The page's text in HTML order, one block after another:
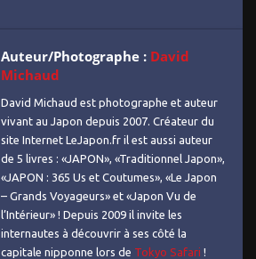
Auteur/Photographe : David
Michaud
David Michaud est photographe et auteur
vivant au Japon depuis 2007. Créateur du
site Internet LeJapon.fr il est aussi auteur
de 5 livres : «JAPON», «Traditionnel Japon»,
«JAPON : 365 Us et Coutumes», «Le Japon
– Grands Voyageurs» et «Japon Vu de
l’Intérieur» ! Depuis 2009 il invite les
internautes à découvrir à ses côté la
capitale nipponne lors de Tokyo Safari !